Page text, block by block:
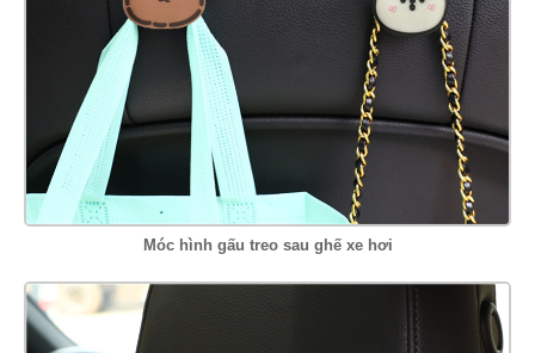
Móc hình gấu treo sau ghế xe hơi